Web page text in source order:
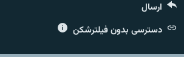
ارسال
دسترسی بدون فیلترشکن